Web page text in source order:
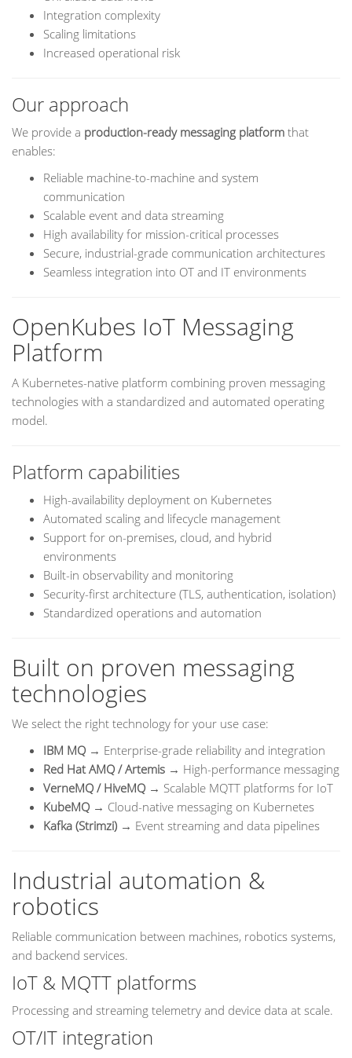
Integration complexity
Scaling limitations
Increased operational risk
Our approach
We provide a production-ready messaging platform that
enables:
Reliable machine-to-machine and system
communication
Scalable event and data streaming
High availability for mission-critical processes
Secure, industrial-grade communication architectures
Seamless integration into OT and IT environments
OpenKubes IoT Messaging
Platform
A Kubernetes-native platform combining proven messaging
technologies with a standardized and automated operating
model.
Platform capabilities
High-availability deployment on Kubernetes
Automated scaling and lifecycle management
Support for on-premises, cloud, and hybrid
environments
Built-in observability and monitoring
Security-first architecture (TLS, authentication, isolation)
Standardized operations and automation
Built on proven messaging
technologies
We select the right technology for your use case:
IBM MQ → Enterprise-grade reliability and integration
Red Hat AMQ / Artemis → High-performance messaging
VerneMQ / HiveMQ → Scalable MQTT platforms for IoT
KubeMQ → Cloud-native messaging on Kubernetes
Kafka (Strimzi) → Event streaming and data pipelines
Industrial automation &
robotics
Reliable communication between machines, robotics systems,
and backend services.
IoT & MQTT platforms
Processing and streaming telemetry and device data at scale.
OT/IT integration